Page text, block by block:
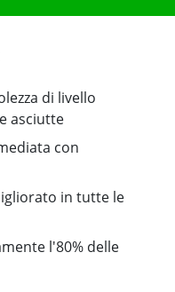
di livello
asciutte
con
in tutte le
l'80% delle